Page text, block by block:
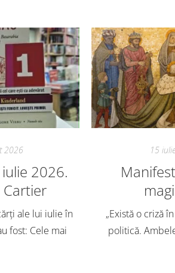
2026
2026.
Cartier
ale lui iulie în
fost: Cele mai
15
„Există o criză
politică.